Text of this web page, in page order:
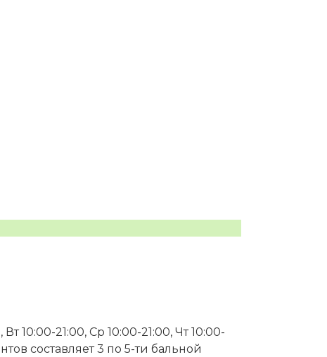
10:00-21:00, Ср 10:00-21:00, Чт 10:00-
составляет 3 по 5-ти бальной